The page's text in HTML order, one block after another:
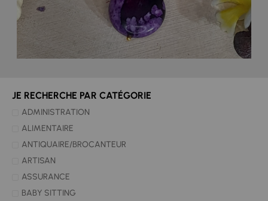
JE RECHERCHE PAR CATÉGORIE
ADMINISTRATION
ALIMENTAIRE
ANTIQUAIRE/BROCANTEUR
ARTISAN
ASSURANCE
BABY SITTING